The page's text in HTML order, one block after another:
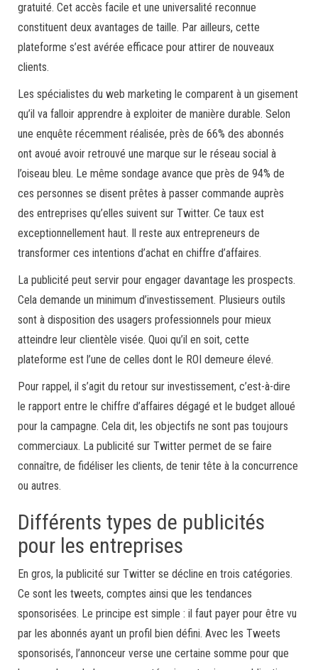
gratuité. Cet accès facile et une universalité reconnue
constituent deux avantages de taille. Par ailleurs, cette
plateforme s’est avérée efficace pour attirer de nouveaux
clients.
Les spécialistes du web marketing le comparent à un gisement
qu’il va falloir apprendre à exploiter de manière durable. Selon
une enquête récemment réalisée, près de 66% des abonnés
ont avoué avoir retrouvé une marque sur le réseau social à
l’oiseau bleu. Le même sondage avance que près de 94% de
ces personnes se disent prêtes à passer commande auprès
des entreprises qu’elles suivent sur Twitter. Ce taux est
exceptionnellement haut. Il reste aux entrepreneurs de
transformer ces intentions d’achat en chiffre d’affaires.
La publicité peut servir pour engager davantage les prospects.
Cela demande un minimum d’investissement. Plusieurs outils
sont à disposition des usagers professionnels pour mieux
atteindre leur clientèle visée. Quoi qu’il en soit, cette
plateforme est l’une de celles dont le ROI demeure élevé.
Pour rappel, il s’agit du retour sur investissement, c’est-à-dire
le rapport entre le chiffre d’affaires dégagé et le budget alloué
pour la campagne. Cela dit, les objectifs ne sont pas toujours
commerciaux. La publicité sur Twitter permet de se faire
connaître, de fidéliser les clients, de tenir tête à la concurrence
ou autres.
Différents types de publicités
pour les entreprises
En gros, la publicité sur Twitter se décline en trois catégories.
Ce sont les tweets, comptes ainsi que les tendances
sponsorisées. Le principe est simple : il faut payer pour être vu
par les abonnés ayant un profil bien défini. Avec les Tweets
sponsorisés, l’annonceur verse une certaine somme pour que